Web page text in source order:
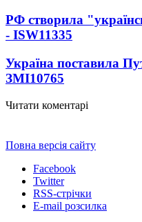
РФ створила
- ISW11335
Україна поставила
ЗМІ10765
Читати коментарі
Повна версія сайту
Facebook
Twitter
RSS-стрічки
E-mail розсилка